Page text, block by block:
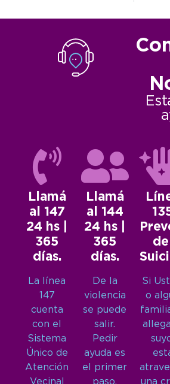
Llamá
al 147
24 hs |
365
días.
La línea
147
cuenta
con el
Sistema
Único de
Atención
Vecinal
Llamá
al 144
24 hs |
365
días.
De la
violencia
se puede
salir.
Pedir
ayuda es
el primer
paso.
del
Si
o
una